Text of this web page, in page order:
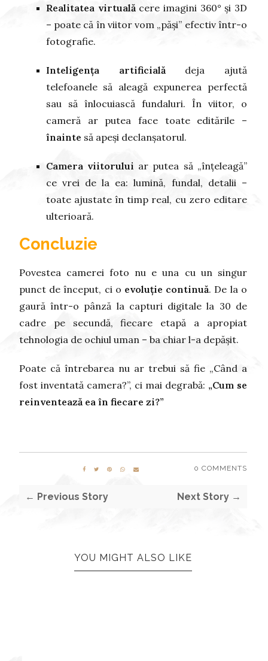
Realitatea virtuală cere imagini 360° și 3D
– poate că în viitor vom „păși” efectiv într-o
fotografie.
Inteligența artificială deja ajută
telefoanele să aleagă expunerea perfectă
sau să înlocuiască fundaluri. În viitor, o
cameră ar putea face toate editările –
înainte să apeși declanșatorul.
Camera viitorului ar putea să „înțeleagă”
ce vrei de la ea: lumină, fundal, detalii –
toate ajustate în timp real, cu zero editare
ulterioară.
Concluzie
Povestea camerei foto nu e una cu un singur
punct de început, ci o evoluție continuă. De la o
gaură într-o pânză la capturi digitale la 30 de
cadre pe secundă, fiecare etapă a apropiat
tehnologia de ochiul uman – ba chiar l-a depășit.
Poate că întrebarea nu ar trebui să fie „Când a
fost inventată camera?”, ci mai degrabă: „Cum se
reinventează ea în fiecare zi?”
0 COMMENTS
← Previous Story Next Story →
YOU MIGHT ALSO LIKE